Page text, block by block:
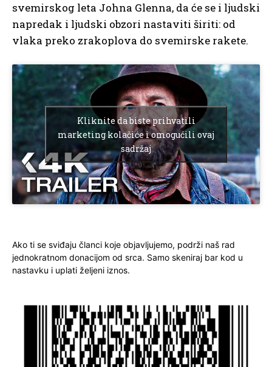
svemirskog leta Johna Glenna, da će se i ljudski
napredak i ljudski obzori nastaviti širiti: od
vlaka preko zrakoplova do svemirske rakete.
Kliknite da biste prihvatili
marketing kolačiće i omogućili ovaj
sadržaj
Ako ti se sviđaju članci koje objavljujemo, podrži naš rad
jednokratnom donacijom od srca. Samo skeniraj bar kod u
nastavku i uplati željeni iznos.